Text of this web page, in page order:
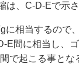
は、C-D-Eで示さ
に相当するので
E間に相当し、
で起こる事とな